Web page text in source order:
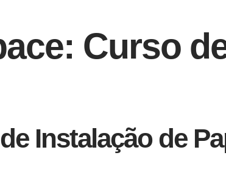
Curso
Instalação de